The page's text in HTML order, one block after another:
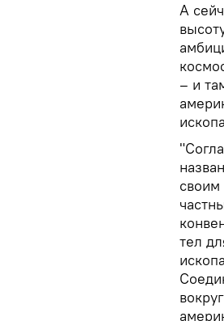
А
– и
тел